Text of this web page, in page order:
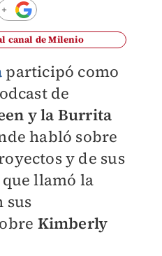
canal de Milenio
participó como
de
y la Burrita
habló sobre
y de sus
llamó la
sus
Kimberly